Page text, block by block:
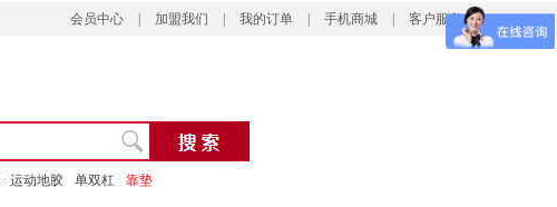
会员中心 加盟我们 我的订单 手机商城 客户服务
运动地胶 单双杠 靠垫